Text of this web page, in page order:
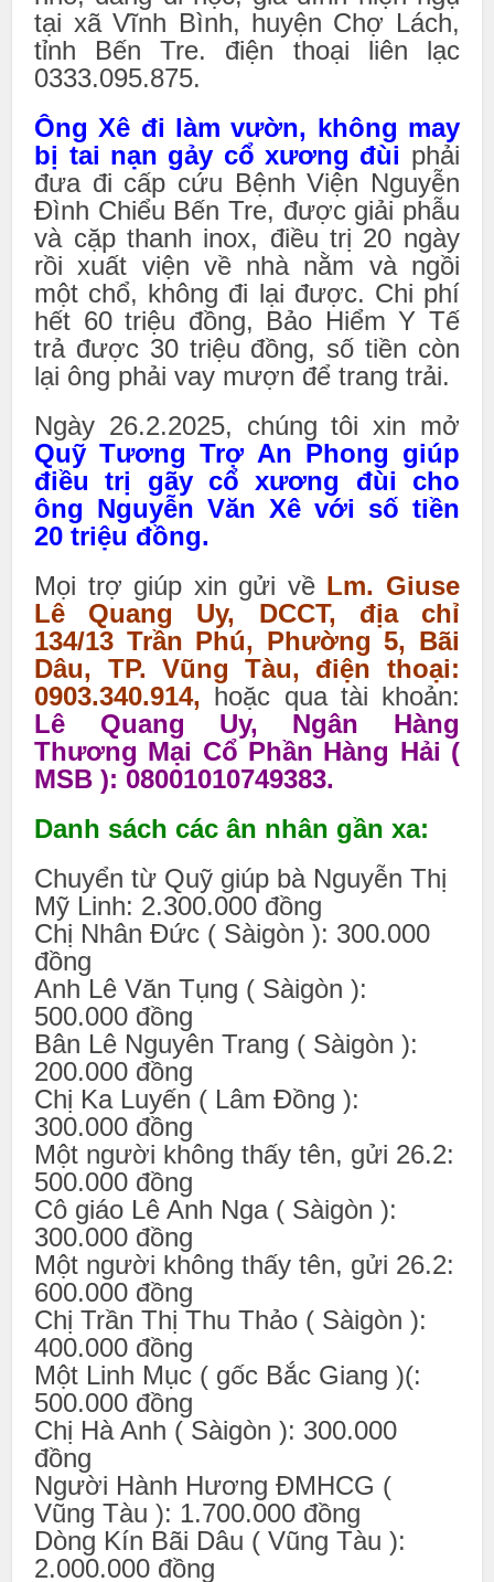
tại xã Vĩnh Bình, huyện Chợ Lách,
tỉnh Bến Tre. điện thoại liên lạc
0333.095.875.
Ông Xê đi làm vườn, không may
bị tai nạn gảy cổ xương đùi phải
đưa đi cấp cứu Bệnh Viện Nguyễn
Đình Chiểu Bến Tre, được giải phẫu
và cặp thanh inox, điều trị 20 ngày
rồi xuất viện về nhà nằm và ngồi
một chổ, không đi lại được. Chi phí
hết 60 triệu đồng, Bảo Hiểm Y Tế
trả được 30 triệu đồng, số tiền còn
lại ông phải vay mượn để trang trải.
Ngày 26.2.2025, chúng tôi xin mở
Quỹ Tương Trợ An Phong giúp
điều trị gãy cổ xương đùi cho
ông Nguyễn Văn Xê với số tiền
20 triệu đồng.
Mọi trợ giúp xin gửi về Lm. Giuse
Lê Quang Uy, DCCT, địa chỉ
134/13 Trần Phú, Phường 5, Bãi
Dâu, TP. Vũng Tàu, điện thoại:
0903.340.914, hoặc qua tài khoản:
Lê Quang Uy, Ngân Hàng
Thương Mại Cổ Phần Hàng Hải (
MSB ): 08001010749383.
Danh sách các ân nhân gần xa:
Chuyển từ Quỹ giúp bà Nguyễn Thị
Mỹ Linh: 2.300.000 đồng
Chị Nhân Đức ( Sàigòn ): 300.000
đồng
Anh Lê Văn Tụng ( Sàigòn ):
500.000 đồng
Bân Lê Nguyên Trang ( Sàigòn ):
200.000 đồng
Chị Ka Luyến ( Lâm Đồng ):
300.000 đồng
Một người không thấy tên, gửi 26.2:
500.000 đồng
Cô giáo Lê Anh Nga ( Sàigòn ):
300.000 đồng
Một người không thấy tên, gửi 26.2:
600.000 đồng
Chị Trần Thị Thu Thảo ( Sàigòn ):
400.000 đồng
Một Linh Mục ( gốc Bắc Giang )(:
500.000 đồng
Chị Hà Anh ( Sàigòn ): 300.000
đồng
Người Hành Hương ĐMHCG (
Vũng Tàu ): 1.700.000 đồng
Dòng Kín Bãi Dâu ( Vũng Tàu ):
2.000.000 đồng